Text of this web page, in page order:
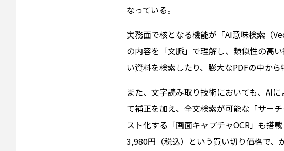
なっている。
実務面で核となる機能が「AI意味検索（
の内容を「文脈」で理解し、類似性の高
い資料を検索したり、膨大なPDFの中か
また、文字読み取り技術においても、AI
て補正を加え、全文検索が可能な「サー
スト化する「画面キャプチャOCR」も搭
3,980円（税込）という買い切り価格で、